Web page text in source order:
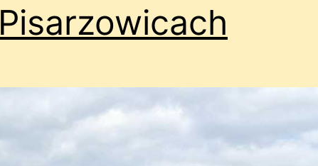
Pisarzowicach